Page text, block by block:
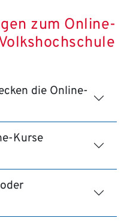
zum Online-
die Online-
Kurse